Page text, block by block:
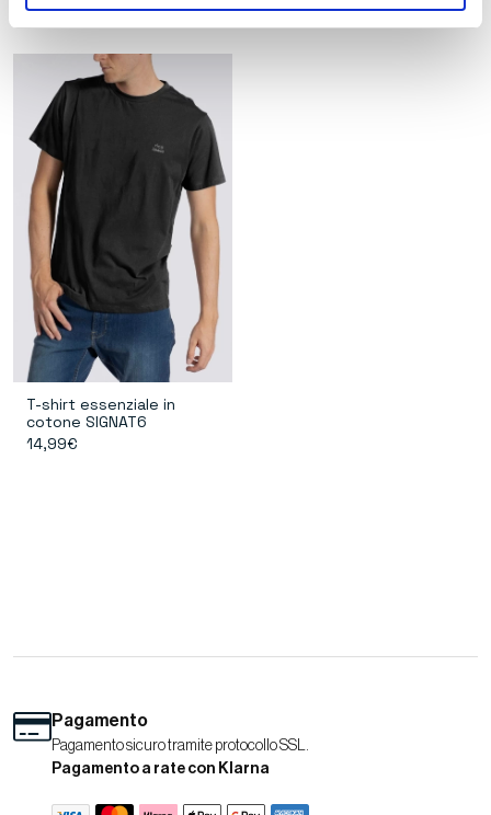
T-shirt essenziale in
cotone SIGNAT6
14,99€
Pagamento
Pagamento sicuro tramite protocollo SSL.
Pagamento a rate con Klarna